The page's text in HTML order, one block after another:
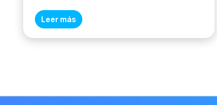
Leer más